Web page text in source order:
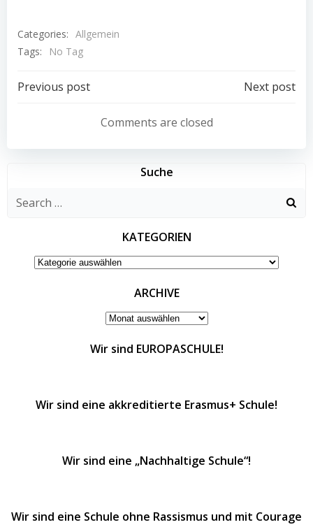
Categories: Allgemein
Tags:
No Tag
Post
navigation
Previous post
navigation
Next post
Comments are closed
Suche
Search
KATEGORIEN
KATEGORIEN
ARCHIVE
ARCHIVE
Wir sind EUROPASCHULE!
Wir sind eine akkreditierte Erasmus+ Schule!
Wir sind eine „Nachhaltige Schule“!
Wir sind eine Schule ohne Rassismus und mit Courage